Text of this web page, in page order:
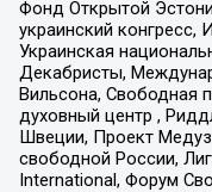
Фонд Открытой
украинский конгресс,
Украинская
Декабристы,
Вильсона, Свободная
духовный центр ,
Швеции, Проект
свободной России,
International, Форум